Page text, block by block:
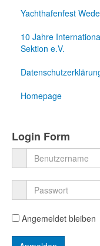
Yachthafenfest
10 Jahre
Sektion e.V.
Homepage
Login Form
Angemeldet bleiben